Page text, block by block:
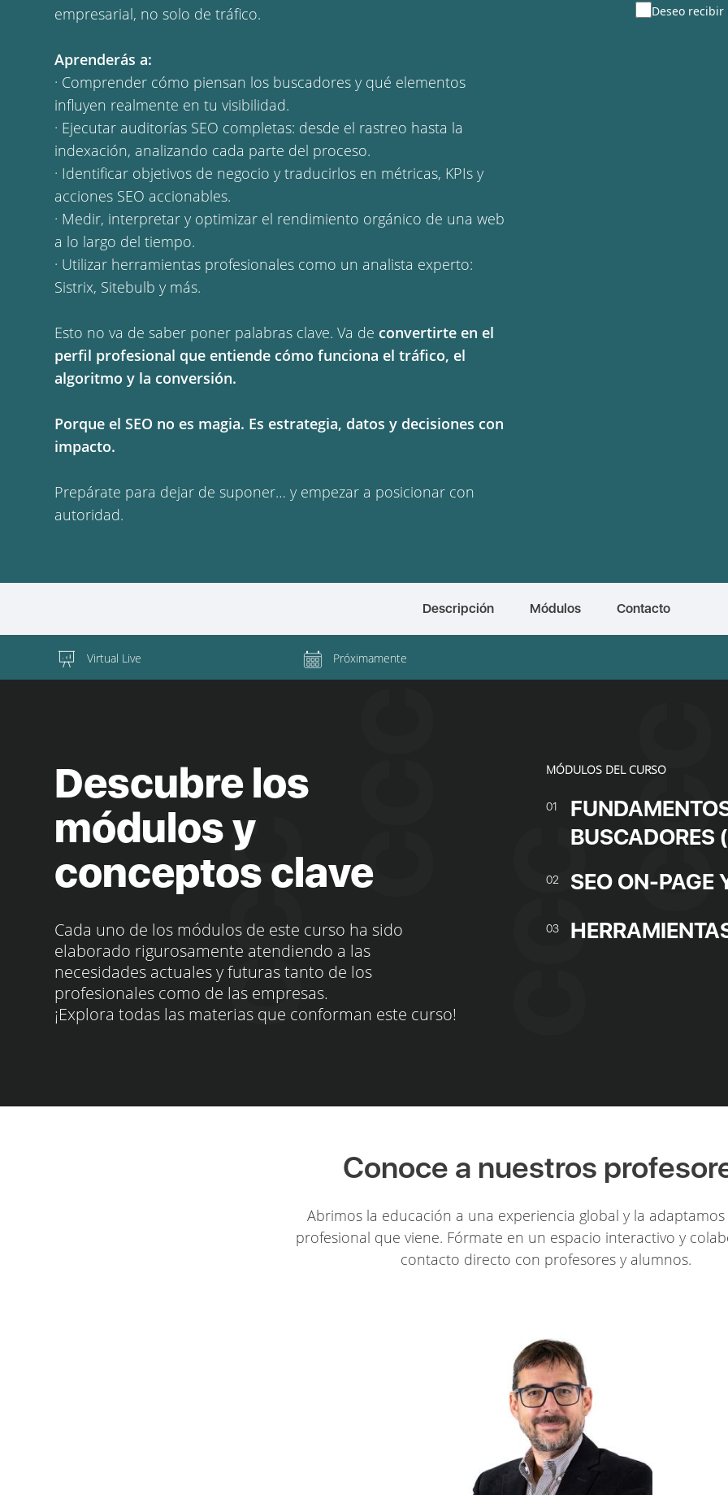
empresarial, no solo de tráfico.
Aprenderás a:
· Comprender cómo piensan los buscadores y qué elementos
influyen realmente en tu visibilidad.
· Ejecutar auditorías SEO completas: desde el rastreo hasta la
indexación, analizando cada parte del proceso.
· Identificar objetivos de negocio y traducirlos en métricas, KPIs y
acciones SEO accionables.
· Medir, interpretar y optimizar el rendimiento orgánico de una web
a lo largo del tiempo.
· Utilizar herramientas profesionales como un analista experto:
Sistrix, Sitebulb y más.
Esto no va de saber poner palabras clave. Va de convertirte en el
perfil profesional que entiende cómo funciona el tráfico, el
algoritmo y la conversión.
Porque el SEO no es magia. Es estrategia, datos y decisiones con
impacto.
Prepárate para dejar de suponer… y empezar a posicionar con
autoridad.
Deseo
Descripción Módulos Contacto
Virtual Live Próximamente
Descubre los
módulos y
conceptos clave
Cada uno de los módulos de este curso ha sido
elaborado rigurosamente atendiendo a las
necesidades actuales y futuras tanto de los
profesionales como de las empresas.
¡Explora todas las materias que conforman este curso!
MÓDULOS DEL CURSO
01
BUSCADORES
02 SEO ON-PAGE
03
Conoce a nuestros
Abrimos la educación a una experiencia global y la
profesional que viene. Fórmate en un espacio interactivo y
contacto directo con profesores y alumnos.